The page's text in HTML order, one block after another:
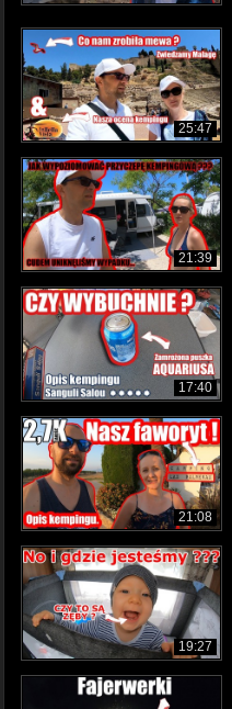
25:47
21:39
17:40
21:08
19:27